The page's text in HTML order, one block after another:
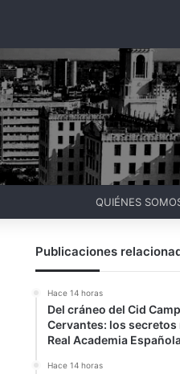
QUIÉNES
Publicaciones
Hace 14 horas
Del cráneo del Cid
Cervantes: los
Real Academia
Hace 14 horas